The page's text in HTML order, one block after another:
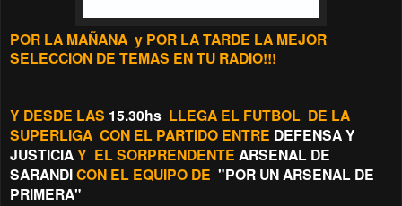
POR LA MAÑANA y POR LA TARDE LA MEJOR
SELECCION DE TEMAS EN TU RADIO!!!
Y DESDE LAS 15.30hs LLEGA EL FUTBOL DE LA
SUPERLIGA CON EL PARTIDO ENTRE DEFENSA Y
JUSTICIAY EL SORPRENDENTE ARSENAL DE
SARANDICON EL EQUIPO DE "POR UN ARSENAL DE
PRIMERA"